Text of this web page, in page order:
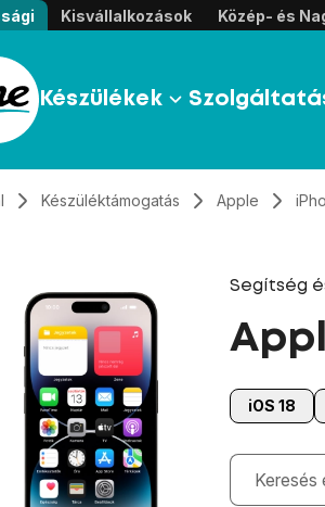
tartalomhozKisvállalkozások Közép- és
Készülékek
Készüléktámogatás Apple
Segítség
iOS 18
Gépelés